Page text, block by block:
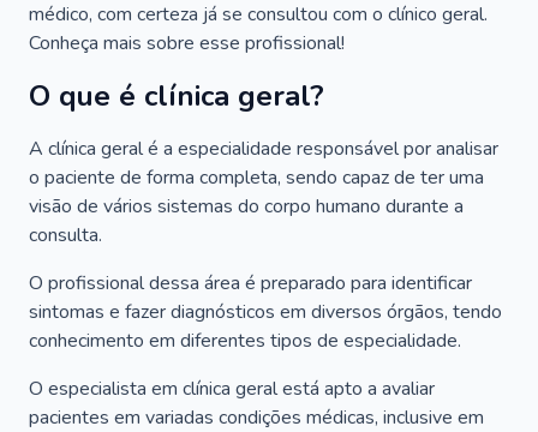
médico, com certeza já se consultou com o clínico geral.
Conheça mais sobre esse profissional!
O que é clínica geral?
A clínica geral é a especialidade responsável por analisar
o paciente de forma completa, sendo capaz de ter uma
visão de vários sistemas do corpo humano durante a
consulta.
O profissional dessa área é preparado para identificar
sintomas e fazer diagnósticos em diversos órgãos, tendo
conhecimento em diferentes tipos de especialidade.
O especialista em clínica geral está apto a avaliar
pacientes em variadas condições médicas, inclusive em